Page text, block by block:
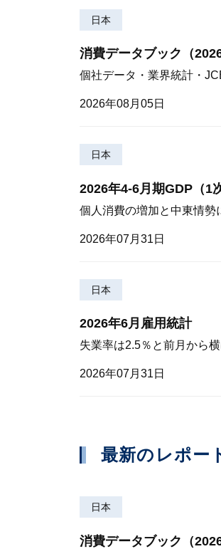
日本
消費データブック（
個社データ・業界統計・
2026年08月05日
日本
2026年4-6月期GDP（1
個人消費の増加と中東情勢
2026年07月31日
日本
2026年6月雇用統計
失業率は2.5％と前月から
2026年07月31日
最新のレポー
日本
消費データブック（